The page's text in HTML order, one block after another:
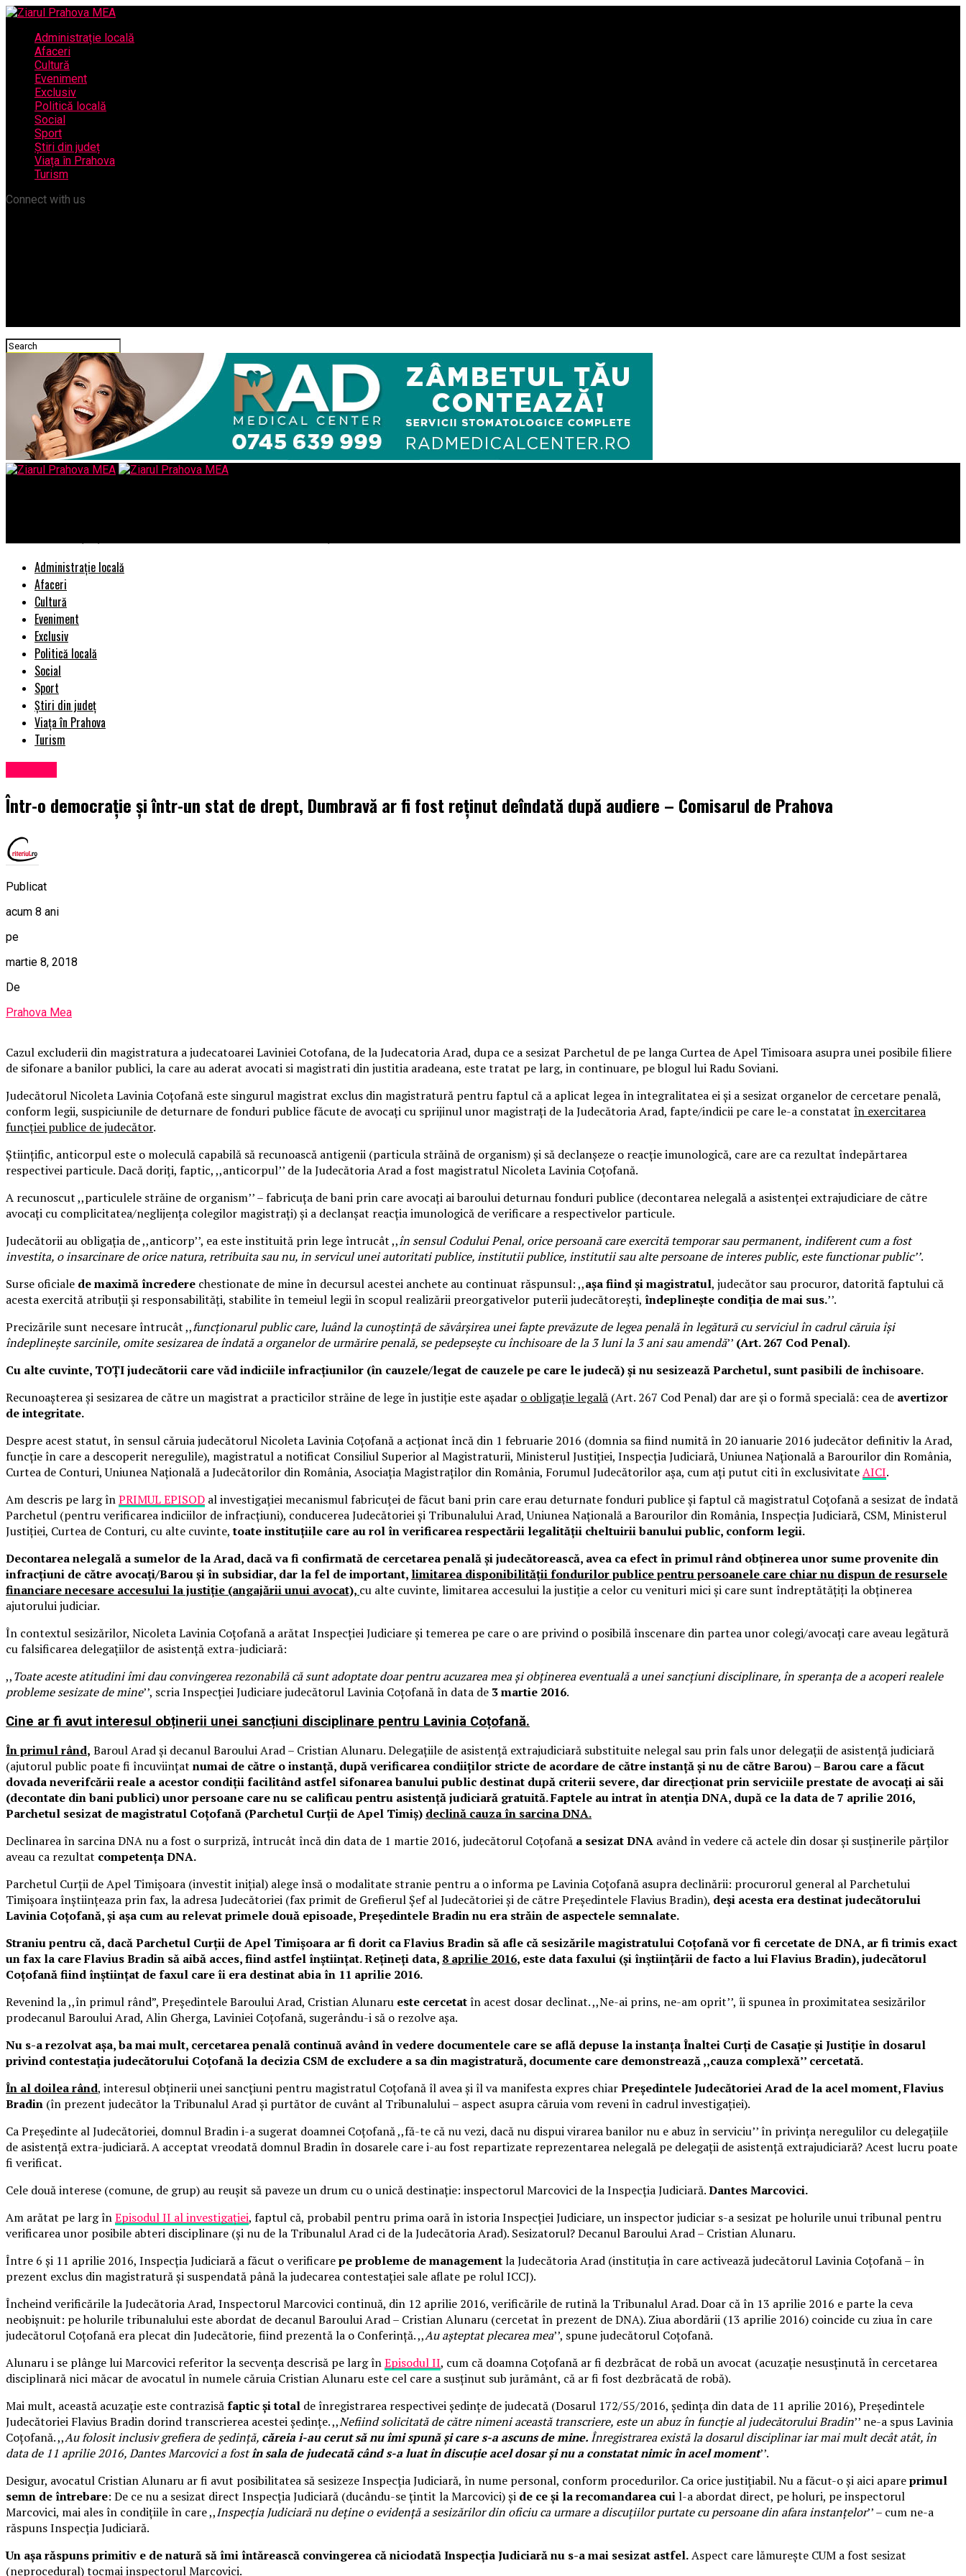
Administrație locală
Afaceri
Cultură
Eveniment
Exclusiv
Politică locală
Social
Sport
Știri din județ
Viața în Prahova
Turism
Connect with us
Administrație locală
Afaceri
Cultură
Eveniment
Exclusiv
Politică locală
Social
Sport
Știri din județ
Viața în Prahova
Turism
Într-o democrație și într-un stat de drept, Dumbravă ar fi fost reținut deîndată după audiere – Comisarul de Prahova
Publicat
acum 8 ani
pe
martie 8, 2018
De
Prahova Mea
Cazul excluderii din magistratura a judecatoarei Laviniei Cotofana, de la Judecatoria Arad, dupa ce a sesizat Parchetul de pe langa Curtea de Apel Timisoara asupra unei posibile filiere
de sifonare a banilor publici, la care au aderat avocati si magistrati din justitia aradeana, este tratat pe larg, in continuare, pe blogul lui Radu Soviani.
Judecătorul Nicoleta Lavinia Coțofană este singurul magistrat exclus din magistratură pentru faptul că a aplicat legea în integralitatea ei și a sesizat organelor de cercetare penală,
conform legii, suspiciunile de deturnare de fonduri publice făcute de avocați cu sprijinul unor magistrați de la Judecătoria Arad, fapte/indicii pe care le-a constatat în exercitarea
funcției publice de judecător.
Științific, anticorpul este o moleculă capabilă să recunoască antigenii (particula străină de organism) și să declanșeze o reacție imunologică, care are ca rezultat îndepărtarea
respectivei particule. Dacă doriți, faptic, ,,anticorpul’’ de la Judecătoria Arad a fost magistratul Nicoleta Lavinia Coțofană.
A recunoscut ,,particulele străine de organism’’ – fabricuța de bani prin care avocați ai baroului deturnau fonduri publice (decontarea nelegală a asistenței extrajudiciare de către
avocați cu complicitatea/neglijența colegilor magistrați) și a declanșat reacția imunologică de verificare a respectivelor particule.
Judecătorii au obligația de ,,anticorp’’, ea este instituită prin lege întrucât ,,în sensul Codului Penal, orice persoană care exercită temporar sau permanent, indiferent cum a fost
investita, o insarcinare de orice natura, retribuita sau nu, in servicul unei autoritati publice, institutii publice, institutii sau alte persoane de interes public, este functionar public’’.
Surse oficiale de maximă încredere chestionate de mine în decursul acestei anchete au continuat răspunsul: ,,așa fiind și magistratul, judecător sau procuror, datorită faptului că
acesta exercită atribuții și responsabilități, stabilite în temeiul legii în scopul realizării preorgativelor puterii judecătorești, îndeplinește condiția de mai sus.’’.
Precizările sunt necesare întrucât ,,funcționarul public care, luând la cunoștință de săvârșirea unei fapte prevăzute de legea penală în legătură cu serviciul în cadrul căruia își
îndeplinește sarcinile, omite sesizarea de îndată a organelor de urmărire penală, se pedepsește cu închisoare de la 3 luni la 3 ani sau amendă’’ (Art. 267 Cod Penal).
Cu alte cuvinte, TOȚI judecătorii care văd indiciile infracțiunilor (în cauzele/legat de cauzele pe care le judecă) și nu sesizează Parchetul, sunt pasibili de închisoare.
Recunoașterea și sesizarea de către un magistrat a practicilor străine de lege în justiție este așadar o obligație legală (Art. 267 Cod Penal) dar are și o formă specială: cea de avertizor
de integritate.
Despre acest statut, în sensul căruia judecătorul Nicoleta Lavinia Coțofană a acționat încă din 1 februarie 2016 (domnia sa fiind numită în 20 ianuarie 2016 judecător definitiv la Arad,
funcție în care a descoperit neregulile), magistratul a notificat Consiliul Superior al Magistraturii, Ministerul Justiției, Inspecția Judiciară, Uniunea Națională a Barourilor din România,
Curtea de Conturi, Uniunea Națională a Judecătorilor din România, Asociația Magistraților din România, Forumul Judecătorilor așa, cum ați putut citi în exclusivitateAICI.
Am descris pe larg înPRIMUL EPISOD al investigației mecanismul fabricuței de făcut bani prin care erau deturnate fonduri publice și faptul că magistratul Coțofană a sesizat de îndată
Parchetul (pentru verificarea indiciilor de infracțiuni), conducerea Judecătoriei și Tribunalului Arad, Uniunea Națională a Barourilor din România, Inspecția Judiciară, CSM, Ministerul
Justiției, Curtea de Conturi, cu alte cuvinte,toate instituțiile care au rol în verificarea respectării legalității cheltuirii banului public, conform legii.
Decontarea nelegală a sumelor de la Arad, dacă va fi confirmată de cercetarea penală și judecătorească, avea ca efect în primul rând obținerea unor sume provenite din
infracțiuni de către avocați/Barou și în subsidiar, dar la fel de important, limitarea disponibilității fondurilor publice pentru persoanele care chiar nu dispun de resursele
financiare necesare accesului la justiție (angajării unui avocat), cu alte cuvinte, limitarea accesului la justiție a celor cu venituri mici și care sunt îndreptătățiți la obținerea
ajutorului judiciar.
În contextul sesizărilor, Nicoleta Lavinia Coțofană a arătat Inspecției Judiciare și temerea pe care o are privind o posibilă înscenare din partea unor colegi/avocați care aveau legătură
cu falsificarea delegațiilor de asistență extra-judiciară:
,,Toate aceste atitudini îmi dau convingerea rezonabilă că sunt adoptate doar pentru acuzarea mea și obținerea eventuală a unei sancțiuni disciplinare, în speranța de a acoperi realele
probleme sesizate de mine’’, scria Inspecției Judiciare judecătorul Lavinia Coțofană în data de 3 martie 2016.
Cine ar fi avut interesul obținerii unei sancțiuni disciplinare pentru Lavinia Coțofană.
În primul rând, Baroul Arad și decanul Baroului Arad – Cristian Alunaru. Delegațiile de asistență extrajudiciară substituite nelegal sau prin fals unor delegații de asistență judiciară
(ajutorul public poate fi încuviințat numai de către o instanță, după verificarea condiiților stricte de acordare de către instanță și nu de către Barou) – Barou care a făcut
dovada neverifcării reale a acestor condiții facilitând astfel sifonarea banului public destinat după criterii severe, dar direcționat prin serviciile prestate de avocați ai săi
(decontate din bani publici) unor persoane care nu se calificau pentru asistență judiciară gratuită. Faptele au intrat în atenția DNA, după ce la data de 7 aprilie 2016,
Parchetul sesizat de magistratul Coțofană (Parchetul Curții de Apel Timiș) declină cauza în sarcina DNA.
Declinarea în sarcina DNA nu a fost o surpriză, întrucât încă din data de 1 martie 2016, judecătorul Coțofană a sesizat DNA având în vedere că actele din dosar și susținerile părților
aveau ca rezultat competența DNA.
Parchetul Curții de Apel Timișoara (investit inițial) alege însă o modalitate stranie pentru a o informa pe Lavinia Coțofană asupra declinării: procurorul general al Parchetului
Timișoara înștiințeaza prin fax, la adresa Judecătoriei (fax primit de Grefierul Șef al Judecătoriei și de către Președintele Flavius Bradin), deși acesta era destinat judecătorului
Lavinia Coțofană, și așa cum au relevat primele două episoade, Președintele Bradin nu era străin de aspectele semnalate.
Straniu pentru că, dacă Parchetul Curții de Apel Timișoara ar fi dorit ca Flavius Bradin să afle că sesizările magistratului Coțofană vor fi cercetate de DNA, ar fi trimis exact
un fax la care Flavius Bradin să aibă acces, fiind astfel înștiințat. Rețineți data, 8 aprilie 2016, este data faxului (și înștiințării de facto a lui Flavius Bradin), judecătorul
Coțofană fiind înștiințat de faxul care îi era destinat abia în 11 aprilie 2016.
Revenind la ,,în primul rând”, Președintele Baroului Arad, Cristian Alunaru este cercetatîn acest dosar declinat. ,,Ne-ai prins, ne-am oprit’’, îi spunea în proximitatea sesizărilor
prodecanul Baroului Arad, Alin Gherga, Laviniei Coțofană, sugerându-i să o rezolve așa.
Nu s-a rezolvat așa, ba mai mult, cercetarea penală continuă având în vedere documentele care se află depuse la instanța Înaltei Curți de Casație și Justiție în dosarul
privind contestația judecătorului Coțofană la decizia CSM de excludere a sa din magistratură, documente care demonstrează ,,cauza complexă’’ cercetată.
În al doilea rând, interesul obținerii unei sancțiuni pentru magistratul Coțofană îl avea și îl va manifesta expres chiarPreședintele Judecătoriei Arad de la acel moment, Flavius
Bradin (în prezent judecător la Tribunalul Arad și purtător de cuvânt al Tribunalului – aspect asupra căruia vom reveni în cadrul investigației).
Ca Președinte al Judecătoriei, domnul Bradin i-a sugerat doamnei Coțofană ,,fă-te că nu vezi, dacă nu dispui virarea banilor nu e abuz în serviciu’’ în privința neregulilor cu delegațiile
de asistență extra-judiciară. A acceptat vreodată domnul Bradin în dosarele care i-au fost repartizate reprezentarea nelegală pe delegații de asistență extrajudiciară? Acest lucru poate
fi verificat.
Cele două interese (comune, de grup) au reușit să paveze un drum cu o unică destinație: inspectorul Marcovici de la Inspecția Judiciară.Dantes Marcovici.
Am arătat pe larg înEpisodul II al investigației, faptul că, probabil pentru prima oară în istoria Inspecției Judiciare, un inspector judiciar s-a sesizat pe holurile unui tribunal pentru
verificarea unor posibile abteri disciplinare (și nu de la Tribunalul Arad ci de la Judecătoria Arad). Sesizatorul? Decanul Baroului Arad – Cristian Alunaru.
Între 6 și 11 aprilie 2016, Inspecția Judiciară a făcut o verificarepe probleme de managementla Judecătoria Arad (instituția în care activează judecătorul Lavinia Coțofană – în
prezent exclus din magistratură și suspendată până la judecarea contestației sale aflate pe rolul ICCJ).
Încheind verificările la Judecătoria Arad, Inspectorul Marcovici continuă, din 12 aprilie 2016, verificările de rutină la Tribunalul Arad. Doar că în 13 aprilie 2016 e parte la ceva
neobișnuit: pe holurile tribunalului este abordat de decanul Baroului Arad – Cristian Alunaru (cercetat în prezent de DNA). Ziua abordării (13 aprilie 2016) coincide cu ziua în care
judecătorul Coțofană era plecat din Judecătorie, fiind prezentă la o Conferință. ,,Au așteptat plecarea mea’’, spune judecătorul Coțofană.
Alunaru i se plânge lui Marcovici referitor la secvența descrisă pe larg înEpisodul II, cum că doamna Coțofană ar fi dezbrăcat de robă un avocat (acuzație nesusținută în cercetarea
disciplinară nici măcar de avocatul în numele căruia Cristian Alunaru este cel care a susținut sub jurământ, că ar fi fost dezbrăcată de robă).
Mai mult, această acuzație este contrazisăfaptic și total de înregistrarea respectivei ședințe de judecată (Dosarul 172/55/2016, ședința din data de 11 aprilie 2016), Președintele
Judecătoriei Flavius Bradin dorind transcrierea acestei ședințe. ,,Nefiind solicitată de către nimeni această transcriere, este un abuz în funcție al judecătorului Bradin’’ ne-a spus Lavinia
Coțofană. ,,Au folosit inclusiv grefiera de ședință, căreia i-au cerut să nu îmi spună și care s-a ascuns de mine. Înregistrarea există la dosarul disciplinar iar mai mult decât atât, în
data de 11 aprilie 2016, Dantes Marcovici a fostîn sala de judecată când s-a luat în discuție acel dosar și nu a constatat nimic în acel moment’’.
Desigur, avocatul Cristian Alunaru ar fi avut posibilitatea să sesizeze Inspecția Judiciară, în nume personal, conform procedurilor. Ca orice justițiabil. Nu a făcut-o și aici apareprimul
semn de întrebare: De ce nu a sesizat direct Inspecția Judiciară (ducându-se țintit la Marcovici) și de ce și la recomandarea cuil-a abordat direct, pe holuri, pe inspectorul
Marcovici, mai ales în condițiile în care ,,Inspecția Judiciară nu deține o evidență a sesizărilor din oficiu ca urmare a discuțiilor purtate cu persoane din afara instanțelor’’ – cum ne-a
răspuns Inspecția Judiciară.
Un așa răspuns primitiv e de natură să îmi întărească convingerea că niciodată Inspecția Judiciară nu s-a mai sesizat astfel.Aspect care lămurește CUM a fost sesizat
(neprocedural) tocmai inspectorul Marcovici.